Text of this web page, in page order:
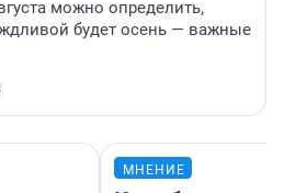
можно определить,
будет осень — важные
МНЕНИЕ